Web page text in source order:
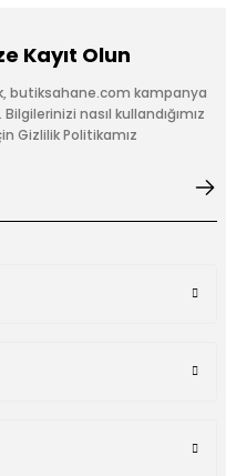
Kayıt Olun
butiksahane.com kampanya
nasıl kullandığımız
Gizlilik Politikamız